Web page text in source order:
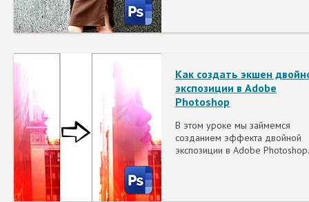
Как создать экшен
экспозиции в Adobe
Photoshop
В этом уроке мы займемся
созданием эффекта двойной
экспозиции в Adobe Photoshop.